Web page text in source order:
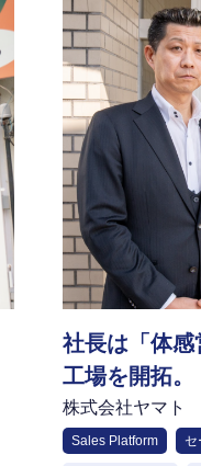
社長は「体
工場を開拓
ルスユニット
株式会社ヤマト
Sales Platform セ